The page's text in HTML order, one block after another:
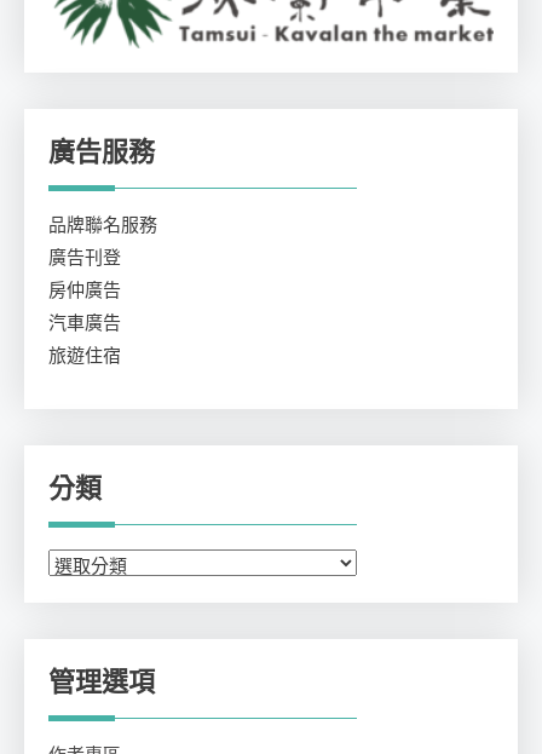
廣告服務
品牌聯名服務
廣告刊登
房仲廣告
汽車廣告
旅遊住宿
分類
分
管理選項